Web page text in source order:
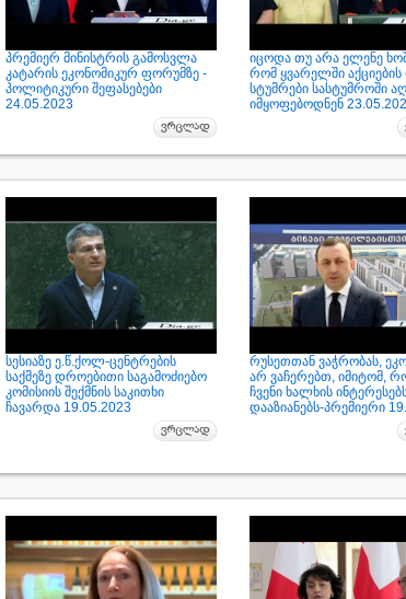
პრემიერ მინისტრის გამოსვლა
კატარის ეკონომიკურ ფორუმზე -
პოლიტიკური შეფასებები
24.05.2023
იცოდა თუ არა ელენე
რომ ყვარელში
სტუმრები სასტუმროში
იმყოფებოდნენ
სესიაზე ე.წ.ქოლ-ცენტრების
საქმეზე დროებითი საგამოძიებო
კომისიის შექმნის საკითხი
ჩავარდა 19.05.2023
რუსეთთან ვაჭრობას,
არ ვაჩერებთ, იმიტომ,
ჩვენი ხალხის
დააზიანებს-პრემიერი